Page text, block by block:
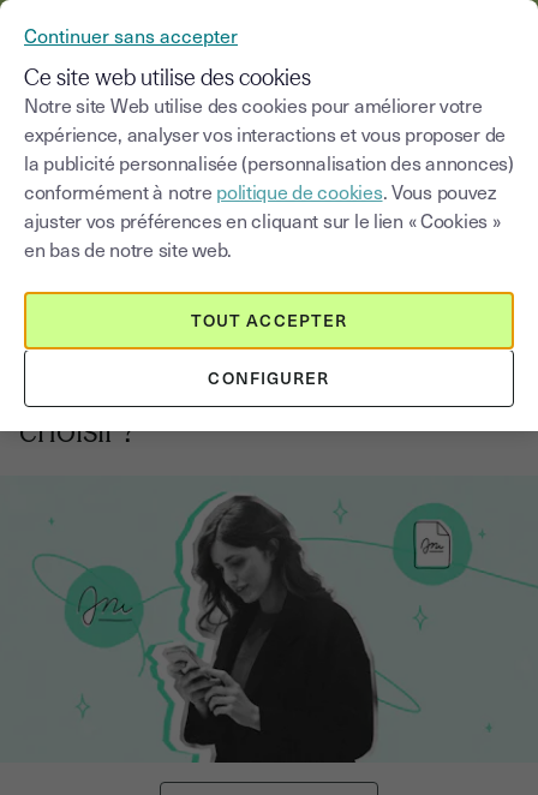
Blog
Choisir une catégorie Saisissez un terme
Modèles de tarification de la
signature électronique : lequel
choisir ?
Continuer sans accepter
Ce site web utilise des cookies
Notre site Web utilise des cookies pour améliorer votre
expérience, analyser vos interactions et vous proposer de
la publicité personnalisée (personnalisation des annonces)
conformément à notre politique de cookies. Vous pouvez
ajuster vos préférences en cliquant sur le lien « Cookies »
en bas de notre site web.
CONFIGURER
TOUT ACCEPTER